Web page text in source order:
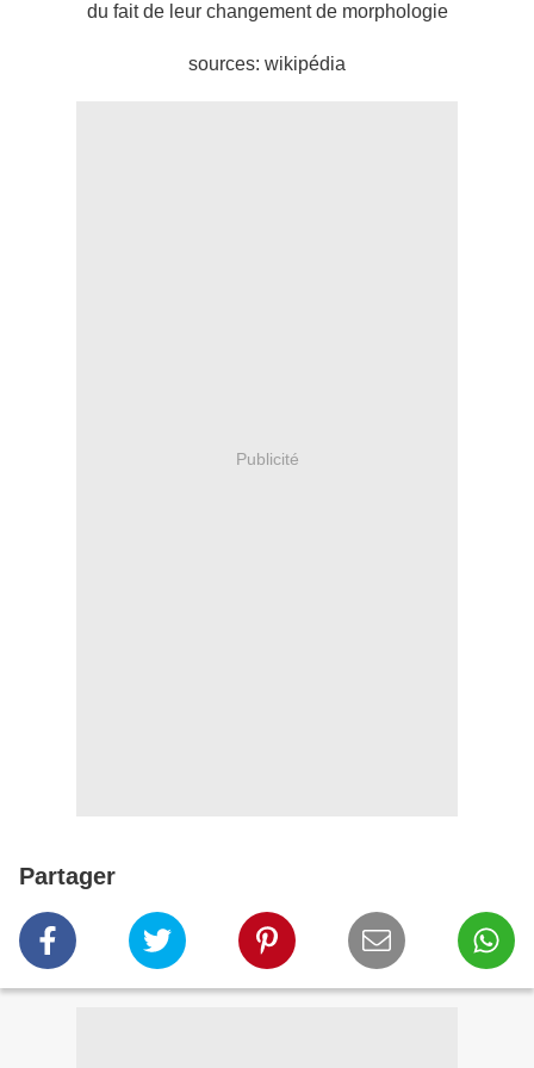
du fait de leur changement de morphologie
sources: wikipédia
Publicité
Partager